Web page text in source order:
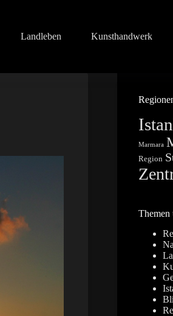
Landleben Kunsthandwerk
Marmara
Region